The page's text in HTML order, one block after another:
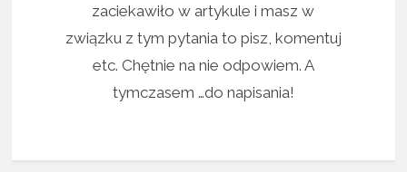
zaciekawiło w artykule i masz w
związku z tym pytania to pisz, komentuj
etc. Chętnie na nie odpowiem. A
tymczasem …do napisania!